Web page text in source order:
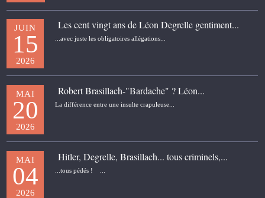
JUIN
15
2026
Les cent vingt ans de Léon Degrelle gentiment...
...avec juste les obligatoires allégations...
MAI
20
2026
Robert Brasillach-"Bardache" ? Léon...
La différence entre une insulte crapuleuse...
MAI
04
2026
Hitler, Degrelle, Brasillach... tous criminels,...
...tous pédés ! ...